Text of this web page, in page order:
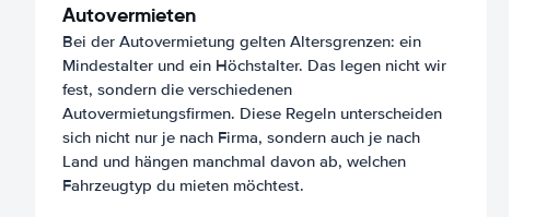
Autovermieten
Bei der Autovermietung gelten Altersgrenzen: ein
Mindestalter und ein Höchstalter. Das legen nicht wir
fest, sondern die verschiedenen
Autovermietungsfirmen. Diese Regeln unterscheiden
sich nicht nur je nach Firma, sondern auch je nach
Land und hängen manchmal davon ab, welchen
Fahrzeugtyp du mieten möchtest.